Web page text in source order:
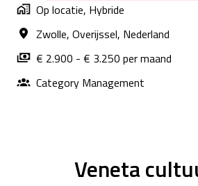
Op locatie, Hybride
Zwolle, Overijssel, Nederland
€ 2.900 - € 3.250 per maand
Category Management
Veneta